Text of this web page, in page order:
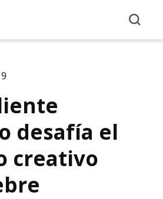
desafía el
creativo